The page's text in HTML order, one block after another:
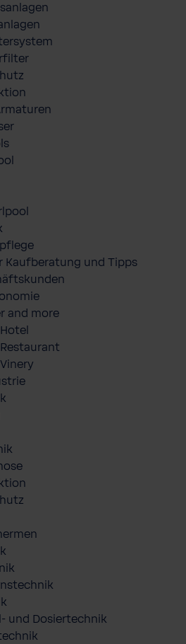
Kaufberatung und Tipps
and more
und Dosiertechnik